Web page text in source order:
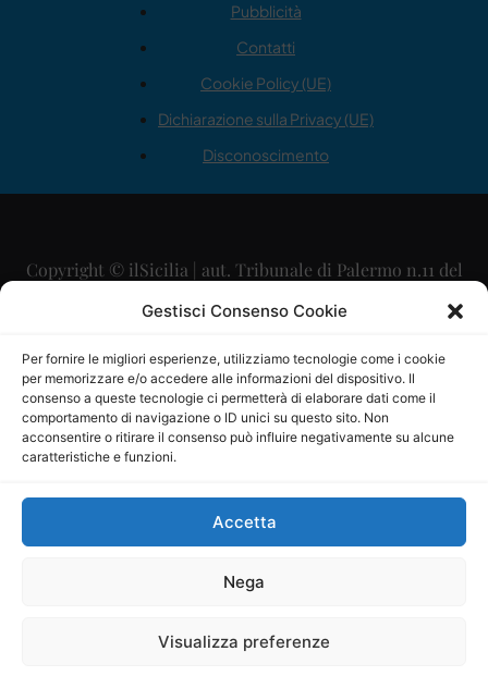
Gestisci Consenso Cookie
Per fornire le migliori esperienze, utilizziamo tecnologie come i cookie
per memorizzare e/o accedere alle informazioni del dispositivo. Il
consenso a queste tecnologie ci permetterà di elaborare dati come il
comportamento di navigazione o ID unici su questo sito. Non
acconsentire o ritirare il consenso può influire negativamente su alcune
caratteristiche e funzioni.
Accetta
Nega
Visualizza preferenze
Pubblicità
Contatti
Cookie Policy (UE)
Dichiarazione sulla Privacy (UE)
Disconoscimento
Copyright © ilSicilia | aut. Tribunale di Palermo n.11 del
29/09/2015
Direttore Editoriale: Maurizio Scaglione
Direttore Responsabile: Maria Calabrese
P.IVA: 06334930820
Mercurio Comunicazione Società Cooperativa a r.l. è
iscritta al Registro degli Operatori di Comunicazione al
Sito gestito daLa Digitale srl–info@ladigitale.it